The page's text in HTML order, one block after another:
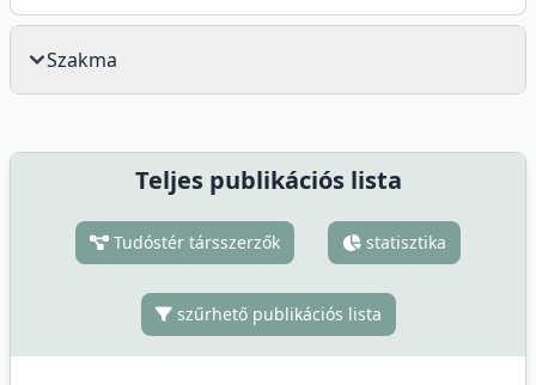
Szakma
Teljes publikációs lista
Tudóstér társszerzők statisztika
szűrhető publikációs lista